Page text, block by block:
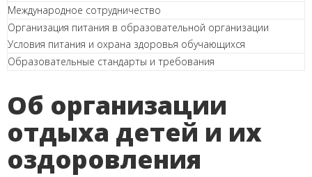
Международное сотрудничество
Организация питания в образовательной организации
Условия питания и охрана здоровья обучающихся
Образовательные стандарты и требования
Об организации
отдыха детей и их
оздоровления